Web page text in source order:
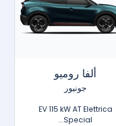
ألفا روميو
جونيور
EV 115 kW AT Elettrica
Special...